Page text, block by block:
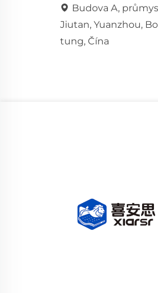
Budova A,
Jiutan, Yuanzhou,
tung, Čína